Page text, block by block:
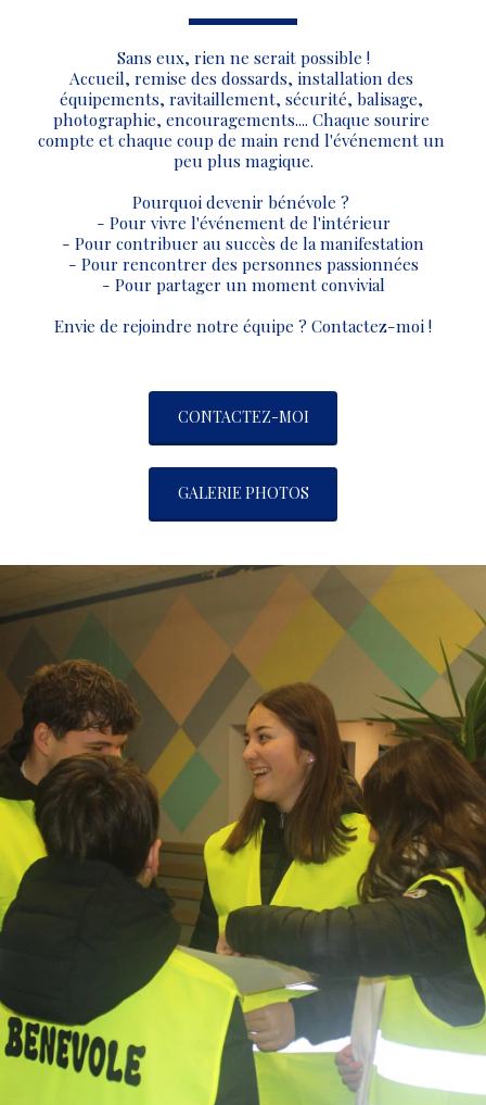
Sans eux, rien ne serait possible !
Accueil, remise des dossards, installation des
équipements, ravitaillement, sécurité, balisage,
photographie, encouragements.... Chaque sourire
compte et chaque coup de main rend l'événement un
peu plus magique.
Pourquoi devenir bénévole ?
- Pour vivre l'événement de l'intérieur
- Pour contribuer au succès de la manifestation
- Pour rencontrer des personnes passionnées
- Pour partager un moment convivial
Envie de rejoindre notre équipe ? Contactez-moi !
CONTACTEZ-MOI
GALERIE PHOTOS